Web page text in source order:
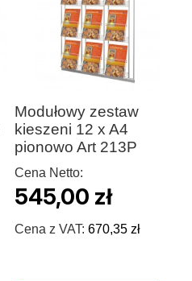
Modułowy zestaw
kieszeni 12 x A4
pionowo Art 213P
Cena Netto:
545,00 zł
Cena z VAT:670,35 zł